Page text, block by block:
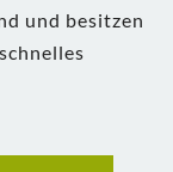
und besitzen